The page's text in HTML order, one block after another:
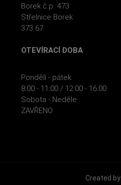
Borek č.p. 473
Střelnice Borek
373 67
OTEVÍRACÍ DOBA
Pondělí - pátek
8:00 - 11:00 / 12:00 - 16:00
Sobota - Neděle
ZAVŘENO
Created by